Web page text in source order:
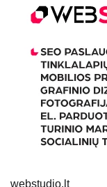
webstudio.lt